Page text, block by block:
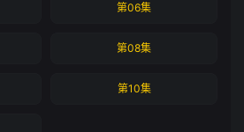
第06集
第08集
第10集